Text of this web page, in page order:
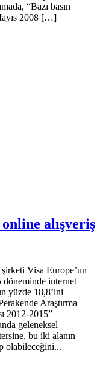
“Bazı basın
2008 […]
alışveriş
Visa Europe’un
döneminde internet
yüzde 18,8’ini
Araştırma
2012-2015”
geleneksel
bu iki alanın
olabileceğini...